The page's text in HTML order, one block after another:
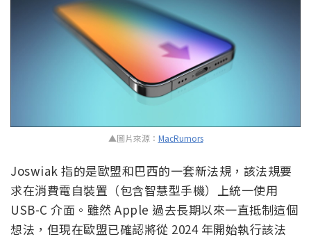
▲圖片來源： MacRumors
Joswiak 指的是歐盟和巴西的一套新法規，該法規要
求在消費電自裝置（包含智慧型手機）上統一使用
USB-C 介面。雖然 Apple 過去長期以來一直抵制這個
想法，但現在歐盟已確認將從 2024 年開始執行該法